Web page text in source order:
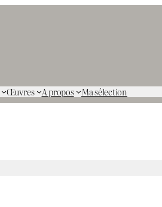
Œuvres A propos Ma sélection